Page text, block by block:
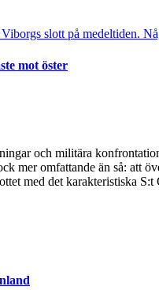
mot öster
och militära
mer omfattande än så: att
med det karakteristiska